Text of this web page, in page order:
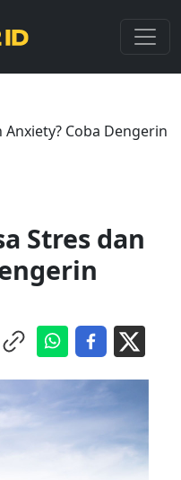
Coba Dengerin
Stres dan